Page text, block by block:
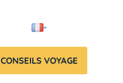
CONSEILS VOYAGE